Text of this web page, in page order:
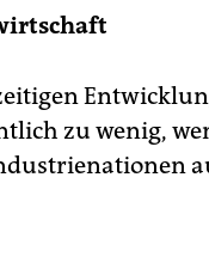
zu wenig,